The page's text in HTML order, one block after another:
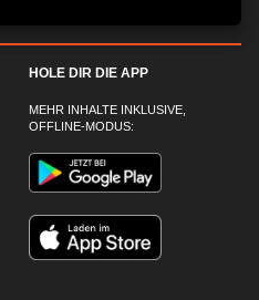
HOLE DIR DIE APP
MEHR INHALTE INKLUSIVE,
OFFLINE-MODUS: